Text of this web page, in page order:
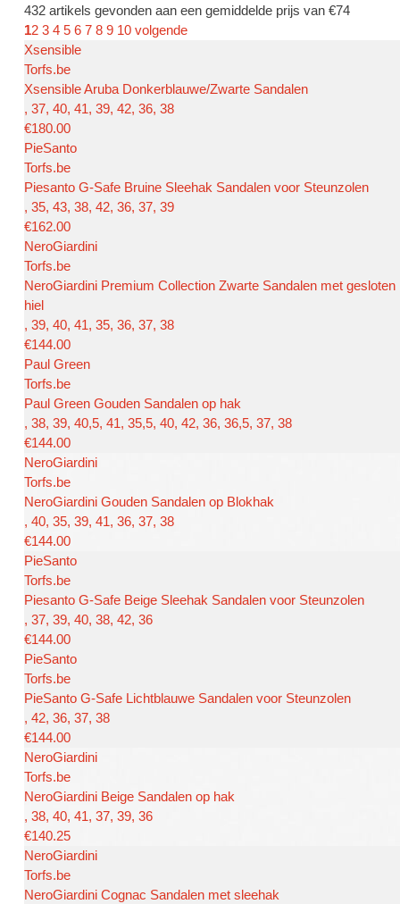
432 artikels gevonden aan een gemiddelde prijs van €74
12 3 4 5 6 7 8 9 10 volgende
Xsensible
Torfs.be
Xsensible Aruba Donkerblauwe/Zwarte Sandalen
, 37, 40, 41, 39, 42, 36, 38
€180.00
PieSanto
Torfs.be
Piesanto G-Safe Bruine Sleehak Sandalen voor Steunzolen
, 35, 43, 38, 42, 36, 37, 39
€162.00
NeroGiardini
Torfs.be
NeroGiardini Premium Collection Zwarte Sandalen met gesloten
hiel
, 39, 40, 41, 35, 36, 37, 38
€144.00
Paul Green
Torfs.be
Paul Green Gouden Sandalen op hak
, 38, 39, 40,5, 41, 35,5, 40, 42, 36, 36,5, 37, 38
€144.00
NeroGiardini
Torfs.be
NeroGiardini Gouden Sandalen op Blokhak
, 40, 35, 39, 41, 36, 37, 38
€144.00
PieSanto
Torfs.be
Piesanto G-Safe Beige Sleehak Sandalen voor Steunzolen
, 37, 39, 40, 38, 42, 36
€144.00
PieSanto
Torfs.be
PieSanto G-Safe Lichtblauwe Sandalen voor Steunzolen
, 42, 36, 37, 38
€144.00
NeroGiardini
Torfs.be
NeroGiardini Beige Sandalen op hak
, 38, 40, 41, 37, 39, 36
€140.25
NeroGiardini
Torfs.be
NeroGiardini Cognac Sandalen met sleehak